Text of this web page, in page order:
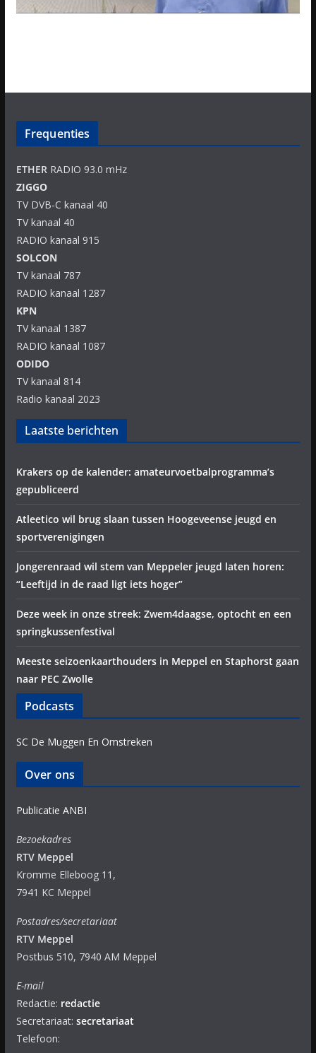
Frequenties
ETHERRADIO 93.0 mHz
ZIGGO
TV DVB-C kanaal 40
TV kanaal 40
RADIO kanaal 915
SOLCON
TV kanaal 787
RADIO kanaal 1287
KPN
TV kanaal 1387
RADIO kanaal 1087
ODIDO
TV kanaal 814
Radio kanaal 2023
Laatste berichten
Krakers op de kalender: amateurvoetbalprogramma’s
gepubliceerd
Atleetico wil brug slaan tussen Hoogeveense jeugd en
sportverenigingen
Jongerenraad wil stem van Meppeler jeugd laten horen:
“Leeftijd in de raad ligt iets hoger”
Deze week in onze streek: Zwem4daagse, optocht en een
springkussenfestival
Meeste seizoenkaarthouders in Meppel en Staphorst gaan
naar PEC Zwolle
Podcasts
SC De Muggen En Omstreken
Over ons
Publicatie ANBI
Bezoekadres
RTV Meppel
Kromme Elleboog 11,
7941 KC Meppel
Postadres/secretariaat
RTV Meppel
Postbus 510, 7940 AM Meppel
E-mail
Redactie: redactie
Secretariaat: secretariaat
Telefoon: